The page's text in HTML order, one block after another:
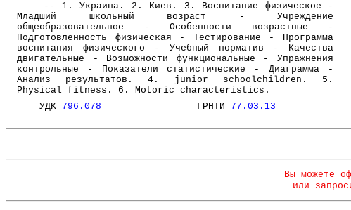
-- 1. Украина. 2. Киев. 3. Воспитание физическое -
Младший школьный возраст - Учреждение
общеобразовательное - Особенности возрастные -
Подготовленность физическая - Тестирование - Программа
воспитания физического - Учебный норматив - Качества
двигательные - Возможности функциональные - Упражнения
контрольные - Показатели статистические - Диаграмма -
Анализ результатов. 4. junior schoolchildren. 5.
Physical fitness. 6. Motoric characteristics.
УДК 796.078 ГРНТИ 77.03.13
Вы можете
или